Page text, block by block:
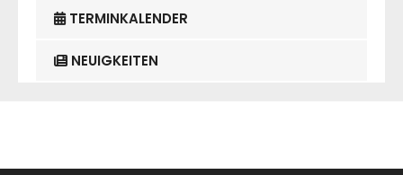
TERMINKALENDER
NEUIGKEITEN